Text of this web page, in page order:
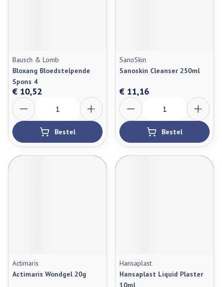
Bausch & Lomb
Bloxang Bloedstelpende
Spons 4
€ 10,52
Aantal
Bestel
SanoSkin
Sanoskin Cleanser 250ml
€ 11,16
Aantal
Bestel
Actimaris
Actimaris Wondgel 20g
Hansaplast
Hansaplast Liquid Plaster
10ml